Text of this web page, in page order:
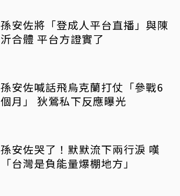
孫安佐將「登成人平台直播」與陳
沂合體 平台方證實了
孫安佐喊話飛烏克蘭打仗「參戰6
個月」 狄鶯私下反應曝光
孫安佐哭了！默默流下兩行淚 嘆
「台灣是負能量爆棚地方」